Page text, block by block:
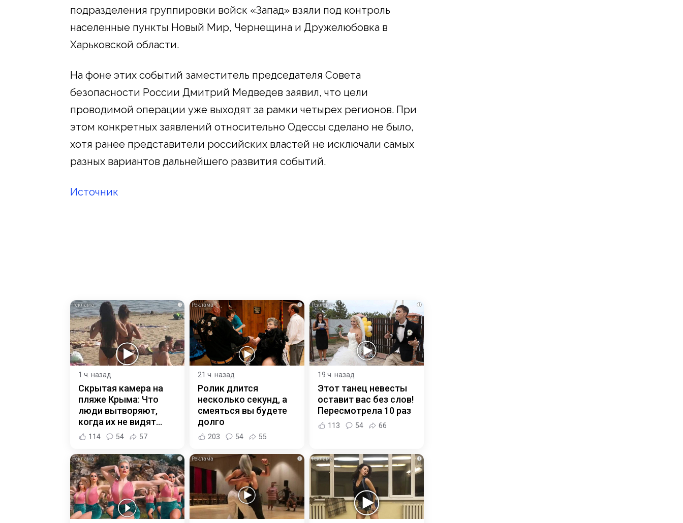
подразделения группировки войск «Запад» взяли под контроль
населенные пункты Новый Мир, Чернещина и Дружелюбовка в
Харьковской области.
На фоне этих событий заместитель председателя Совета
безопасности России Дмитрий Медведев заявил, что цели
проводимой операции уже выходят за рамки четырех регионов. При
этом конкретных заявлений относительно Одессы сделано не было,
хотя ранее представители российских властей не исключали самых
разных вариантов дальнейшего развития событий.
Источник
i
1 ч. назад
Скрытая камера на
пляже Крыма: Что
люди вытворяют,
когда их не видят...
114 54 57
i
21 ч. назад
Ролик длится
несколько секунд, а
смеяться вы будете
долго
203 54 55
i
19 ч. назад
Этот танец невесты
оставит вас без слов!
Пересмотрела 10 раз
113 54 66
i i i